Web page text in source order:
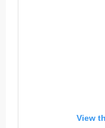
View